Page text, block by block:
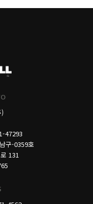
)
47293
구-0359호
131